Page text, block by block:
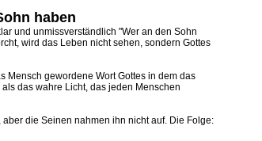
haben
und unmissverständlich "Wer an den Sohn
wird das Leben nicht sehen, sondern Gottes
Mensch gewordene Wort Gottes in dem das
das wahre Licht, das jeden Menschen
die Seinen nahmen ihn nicht auf. Die Folge: